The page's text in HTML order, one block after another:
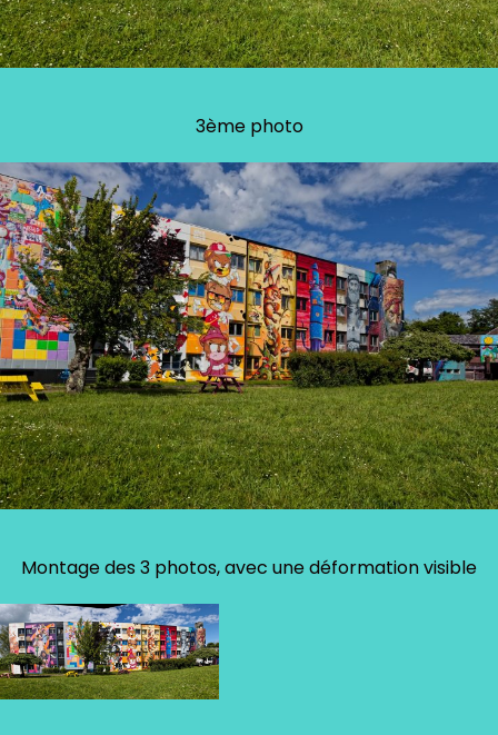
3ème photo
Montage des 3 photos, avec une déformation visible